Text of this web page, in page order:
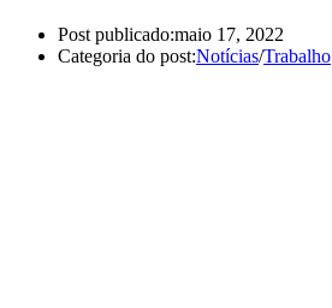
Post publicado:maio 17, 2022
Categoria do post:Notícias/Trabalho